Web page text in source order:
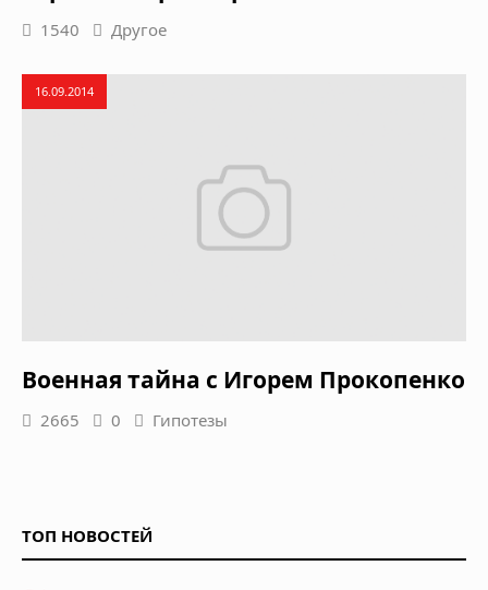
1540 Другое
16.09.2014
Военная тайна с Игорем Прокопенко
2665 0 Гипотезы
ТОП НОВОСТЕЙ